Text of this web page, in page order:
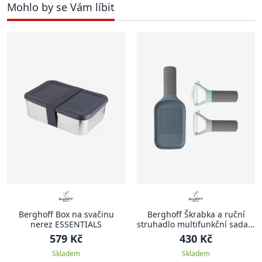
Mohlo by se Vám líbit
Berghoff Box na svačinu
nerez ESSENTIALS
579 Kč
Skladem
Berghoff Škrabka a ruční
struhadlo multifunkční sada 3
ks
430 Kč
Skladem